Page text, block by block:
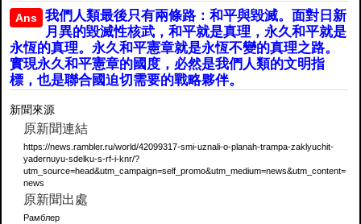
Ans
我們人類最後只有兩條路：和平與毀滅。面對日新
月異的毀滅性核武，和平就是真理，永久和平就是
永恆的真理。永久和平憲章就是永恆不變的真理之路。
實現永久和平憲章的國度，必然是我們人類的文明指
標，也是聯合國迫切需要的戰略夥伴。
新聞來源
原新聞連結
https://news.rambler.ru/world/42099317-smi-uznali-o-planah-trampa-zaklyuchit-
yadernuyu-sdelku-s-rf-i-knr/?
utm_source=head&utm_campaign=self_promo&utm_medium=news&utm_content=
news
原新聞出處
Рамблер